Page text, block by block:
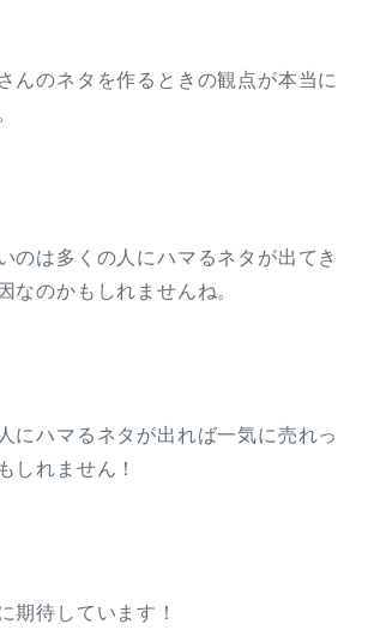
んのネタを作るときの観点が本当に
のは多くの人にハマるネタが出てき
なのかもしれませんね。
にハマるネタが出れば一気に売れっ
しれません！
期待しています！